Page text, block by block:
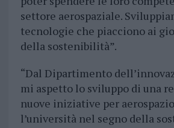
settore aerospaziale.
tecnologie che piacciono ai
della sostenibilità”.
“Dal Dipartimento
mi aspetto lo sviluppo di una
nuove iniziative per
l’università nel segno della